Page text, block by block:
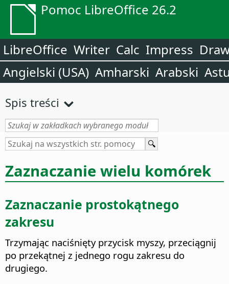
Pomoc LibreOffice 26.2
LibreOffice Writer Calc Impress
Angielski (USA) Amharski Arabski
Spis treści
Zaznaczanie wielu komórek
Zaznaczanie prostokątnego
zakresu
Trzymając naciśnięty przycisk myszy, przeciągnij
po przekątnej z jednego rogu zakresu do
drugiego.